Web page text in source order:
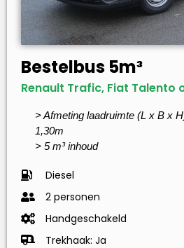
Bestelbus 5m³
Renault Trafic, Fiat Talento
> Afmeting laadruimte (L x B x
1,30m
> 5 m³ inhoud
Diesel
2 personen
Handgeschakeld
Trekhaak: Ja